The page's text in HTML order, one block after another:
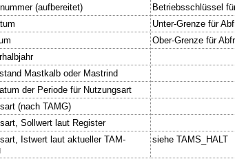
(aufbereitet)
Betriebsschlüssel
Unter-Grenze für
Ober-Grenze für
Mastkalb oder Mastrind
der Periode für Nutzungsart
(nach TAMG)
Sollwert laut Register
Istwert laut aktueller TAM-
siehe TAMS_HALT